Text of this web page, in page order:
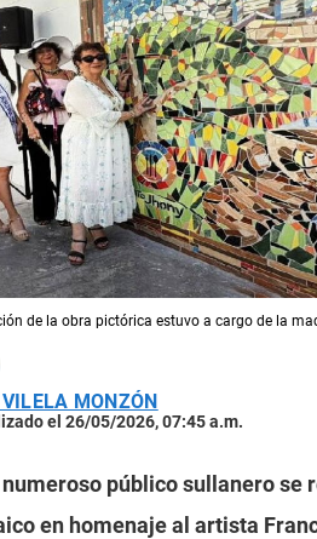
de la obra pictórica estuvo a cargo de la
MONZÓN
el 26/05/2026, 07:45 a.m.
público sullanero se
en homenaje al artista